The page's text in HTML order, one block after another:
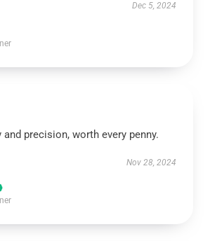
Dec 5, 2024
precision, worth every penny.
Nov 28, 2024